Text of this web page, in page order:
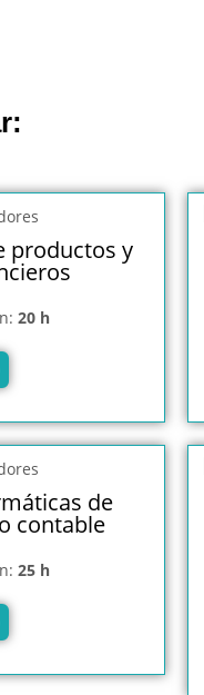
productos y
20 h
de
contable
25 h